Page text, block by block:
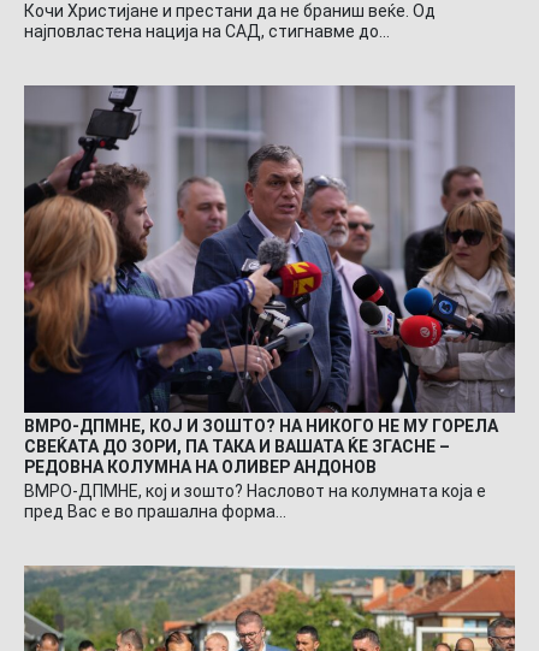
Кочи Христијане и престани да не браниш веќе. Од
најповластена нација на САД, стигнавме до…
ВМРО-ДПМНЕ, КОЈ И ЗОШТО? НА НИКОГО НЕ МУ ГОРЕЛА
СВЕЌАТА ДО ЗОРИ, ПА ТАКА И ВАШАТА ЌЕ ЗГАСНЕ –
РЕДОВНА КОЛУМНА НА ОЛИВЕР АНДОНОВ
ВМРО-ДПМНЕ, кој и зошто? Насловот на колумната која е
пред Вас е во прашална форма…